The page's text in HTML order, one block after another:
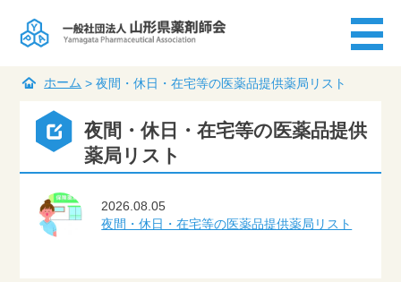
ホーム >夜間・休日・在宅等の医薬品提供薬局リスト
夜間・休日・在宅等の医薬品提供
薬局リスト
2026.08.05
夜間・休日・在宅等の医薬品提供薬局リスト